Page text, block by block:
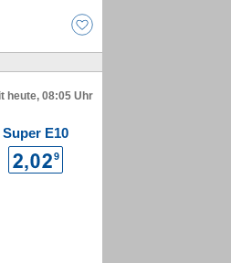
heute, 08:05 Uhr
Super E10